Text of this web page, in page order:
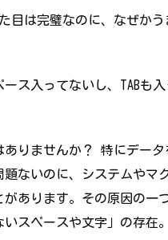
目は完璧なのに、なぜか
ース入ってないし、TABも
ありませんか？ 特にデータ
題ないのに、システムやマ
があります。その原因の一
スペースや文字」の存在。